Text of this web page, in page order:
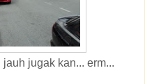
jugak kan... erm...